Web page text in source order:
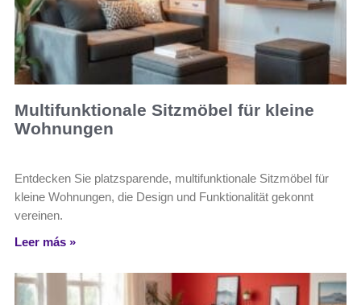
Multifunktionale Sitzmöbel für kleine
Wohnungen
Entdecken Sie platzsparende, multifunktionale Sitzmöbel für
kleine Wohnungen, die Design und Funktionalität gekonnt
vereinen.
Leer más »